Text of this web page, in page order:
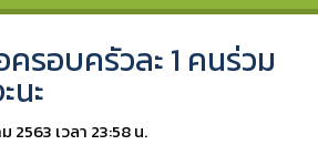
รอบครัวละ 1 คนร่วม
นะ
2563 เวลา 23:58 น.